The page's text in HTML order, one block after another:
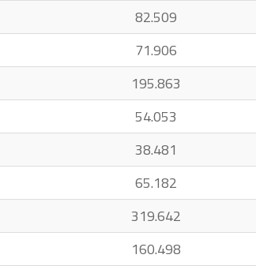
82.509
71.906
195.863
54.053
38.481
65.182
319.642
160.498